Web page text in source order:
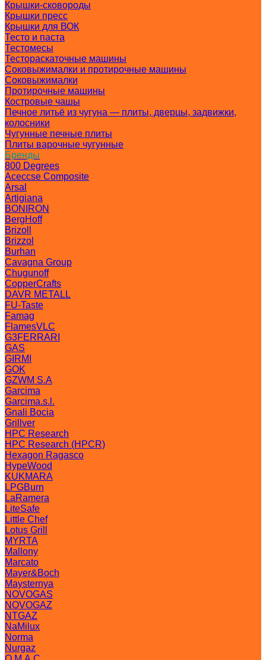
Крышки-сковороды
Крышки пресс
Крышки для ВОК
Тесто и паста
Тестомесы
Тестораскаточные машины
Соковыжималки и протирочные машины
Соковыжималки
Протирочные машины
Костровые чашы
Печное литьё из чугуна — плиты, дверцы, задвижки,
колосники
Чугунные печные плиты
Плиты варочные чугунные
Бренды
800 Degrees
Aceccse Composite
Arsal
Artigiana
BONIRON
BergHoff
Brizoll
Brizzol
Burhan
Cavagna Group
Chugunoff
CopperCrafts
DAVR METALL
FU-Taste
Famag
FlamesVLC
G3FERRARI
GAS
GIRMI
GOK
GZWM S.A
Garcima
Garcima.s.l.
Gnali Bocia
Grillver
HPC Research
HPC Research (HPCR)
Hexagon Ragasco
HypeWood
KUKMARA
LPGBurn
LaRamera
LiteSafe
Little Chef
Lotus Grill
MYRTA
Mallony
Marcato
Mayer&Boch
Maysternya
NOVOGAS
NOVOGAZ
NTGAZ
NaMilux
Norma
Nurgaz